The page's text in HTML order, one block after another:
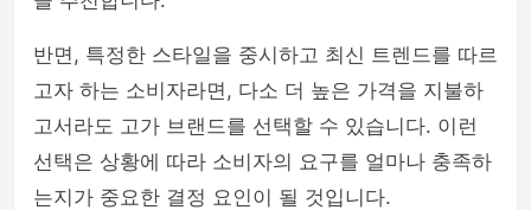
반면, 특정한 스타일을 중시하고 최신 트렌드를 따르
고자 하는 소비자라면, 다소 더 높은 가격을 지불하
고서라도 고가 브랜드를 선택할 수 있습니다. 이런
선택은 상황에 따라 소비자의 요구를 얼마나 충족하
는지가 중요한 결정 요인이 될 것입니다.